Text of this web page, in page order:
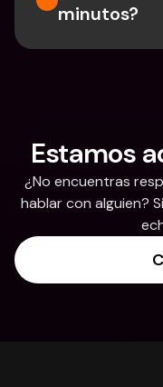
minutos?
Estamos
¿No encuentras
hablar con alguien?